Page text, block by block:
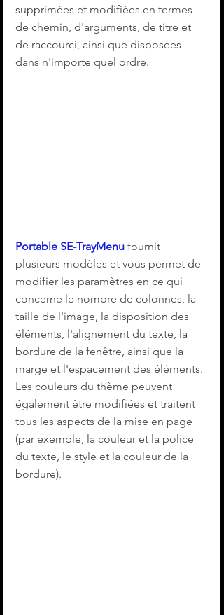
supprimées et modifiées en termes
de chemin, d'arguments, de titre et
de raccourci, ainsi que disposées
dans n'importe quel ordre.
Portable SE-TrayMenu fournit
plusieurs modèles et vous permet de
modifier les paramètres en ce qui
concerne le nombre de colonnes, la
taille de l'image, la disposition des
éléments, l'alignement du texte, la
bordure de la fenêtre, ainsi que la
marge et l'espacement des éléments.
Les couleurs du thème peuvent
également être modifiées et traitent
tous les aspects de la mise en page
(par exemple, la couleur et la police
du texte, le style et la couleur de la
bordure).